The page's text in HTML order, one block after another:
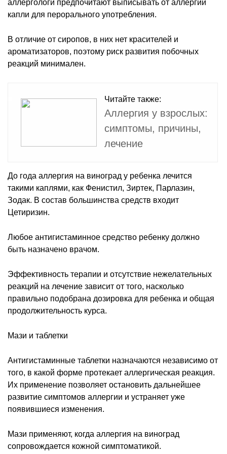
аллергологи предпочитают выписывать от аллергии
капли для перорального употребления.
В отличие от сиропов, в них нет красителей и
ароматизаторов, поэтому риск развития побочных
реакций минимален.
Читайте также:
Аллергия у взрослых:
симптомы, причины,
лечение
До года аллергия на виноград у ребенка лечится
такими каплями, как Фенистил, Зиртек, Парлазин,
Зодак. В состав большинства средств входит
Цетиризин.
Любое антигистаминное средство ребенку должно
быть назначено врачом.
Эффективность терапии и отсутствие нежелательных
реакций на лечение зависит от того, насколько
правильно подобрана дозировка для ребенка и общая
продолжительность курса.
Мази и таблетки
Антигистаминные таблетки назначаются независимо от
того, в какой форме протекает аллергическая реакция.
Их применение позволяет остановить дальнейшее
развитие симптомов аллергии и устраняет уже
появившиеся изменения.
Мази применяют, когда аллергия на виноград
сопровождается кожной симптоматикой.